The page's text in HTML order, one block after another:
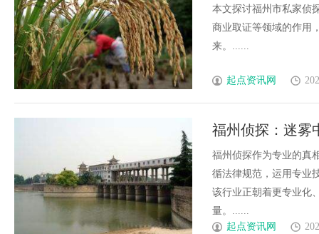
析
本文探讨福州市私家侦
商业取证等领域的作用
来。......
起点资讯网
福州侦探：迷雾
福州侦探作为专业的真
循法律规范，运用专业
该行业正朝着更专业化
量。......
起点资讯网